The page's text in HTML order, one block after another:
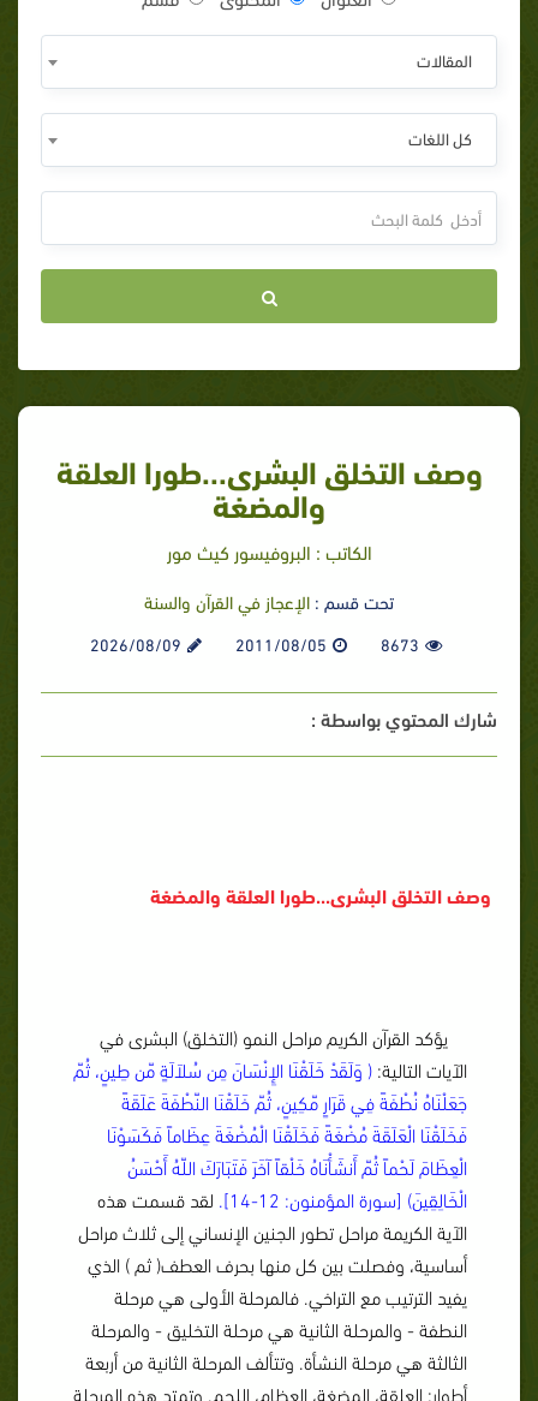
المقالات
كل اللغات
وصف التخلق البشرى...طورا العلقة
والمضغة
الكاتب : البروفيسور كيث مور
تحت قسم : الإعجاز في القرآن والسنة
8673
2011/08/05
2026/08/09
شارك المحتوي بواسطة :
وصف التخلق البشرى...طورا العلقة والمضغة
يؤكد القرآن الكريم مراحل النمو (التخلق) البشرى في
الآيات التالية: ( وَلَقَدْ خَلَقْنَا الإِنْسَانَ مِن سُلاَلَةٍ مّن طِينٍ، ثُمّ
جَعَلْنَاهُ نُطْفَةً فِي قَرَارٍ مّكِينٍ، ثُمّ خَلَقْنَا النّطْفَةَ عَلَقَةً
فَخَلَقْنَا الْعَلَقَةَ مُضْغَةً فَخَلَقْنَا الْمُضْغَةَ عِظَاماً فَكَسَوْنَا
الْعِظَامَ لَحْماً ثُمّ أَنشَأْنَاهُ خَلْقاً آخَرَ فَتَبَارَكَ اللّهُ أَحْسَنُ
الْخَالِقِينَ) [سورة المؤمنون: 12-14].
لقد قسمت هذه
الآية الكريمة مراحل تطور الجنين الإنساني إلى ثلاث مراحل
أساسية، وفصلت بين كل منها بحرف العطف( ثم ) الذي
يفيد الترتيب مع التراخي. فالمرحلة الأولى هي مرحلة
النطفة - والمرحلة الثانية هي مرحلة التخليق - والمرحلة
الثالثة هي مرحلة النشأة. وتتألف المرحلة الثانية من أربعة
أطوار: العلقة، المضغة، العظام، اللحم. وتمتد هذه المرحلة